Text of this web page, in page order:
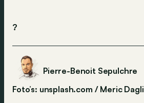
?
Pierre-Benoit Sepulchre
Foto’s: unsplash.com / Meric Dagli